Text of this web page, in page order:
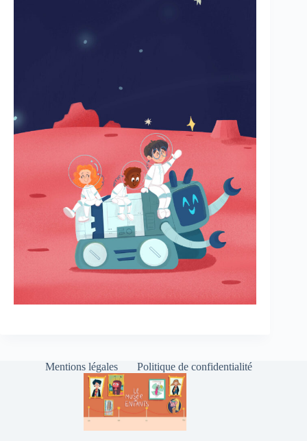
Mentions légales Politique de confidentialité